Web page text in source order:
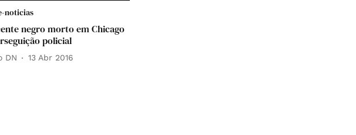
noticias
negro morto em Chicago
policial
DN 13 Abr 2016